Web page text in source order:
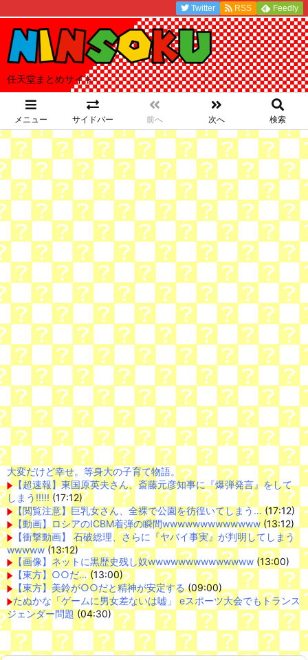
任天堂まとめサイト
メニュー サイドバー 前へ 次へ 検索
Twitter RSS Feedly
大変だけど幸せ。等身大の子育て物語。
【超速報】東国原英夫さん、斎藤元彦知事に『爆弾発言』をして
しまう!!!!! (17:12)
【閲覧注意】巨乳女さん、全裸で公園を彷徨いてしまう…(17:12)
【動画】ロシアのICBM着弾の瞬間wwwwwwwwwwwww (13:12)
【衝撃動画】 石破総理、さらに『ヤバイ事実』が判明してしまう
wwwww(13:12)
【画像】ネットに黒歴史残し奴wwwwwwwwwwwwww (13:00)
【東方】○○だ…(13:00)
【東方】美鈴が○○だと精神が安定する(09:00)
たぬかな「ゲームに男女差ないは嘘」 eスポーツ大会でもトランス
ジェンダー問題(04:30)
Powered by livedoor 相互RSS